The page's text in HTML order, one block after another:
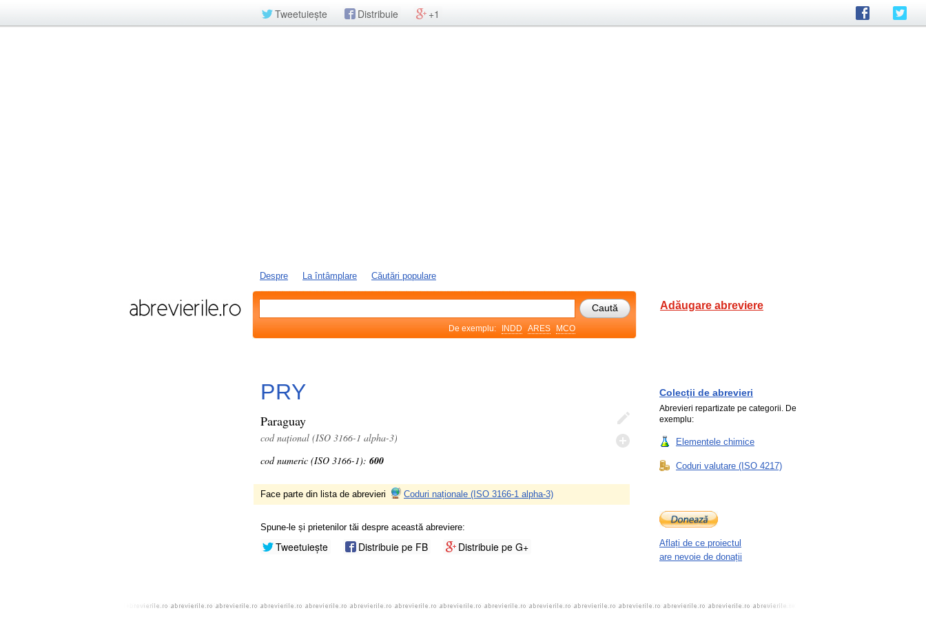
Tweetuiește Distribuie +1
Despre La întâmplare Căutări populare
De exemplu: INDD ARES MCO
Adăugare abreviere
PRY
Paraguay
cod național (ISO 3166-1 alpha-3)
cod numeric (ISO 3166-1): 600
Face parte din lista de abrevieri Coduri naționale (ISO 3166-1 alpha-3)
Spune-le și prietenilor tăi despre această abreviere:
Tweetuiește Distribuie pe FB Distribuie pe G+
Colecții de abrevieri
Abrevieri repartizate pe categorii. De
exemplu:
Elementele chimice
Coduri valutare (ISO 4217)
Aflați de ce proiectul
are nevoie de donații